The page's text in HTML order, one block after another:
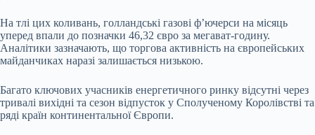
На тлі цих коливань, голландські газові ф’ючерси на місяць
уперед впали до позначки 46,32 євро за мегават-годину.
Аналітики зазначають, що торгова активність на європейських
майданчиках наразі залишається низькою.
Багато ключових учасників енергетичного ринку відсутні через
тривалі вихідні та сезон відпусток у Сполученому Королівстві та
ряді країн континентальної Європи.